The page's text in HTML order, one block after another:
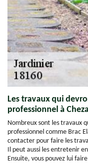
Les travaux qui
professionnel à
Nombreux sont les travaux
professionnel comme Brac
contacter pour faire les
Il peut aussi les entretenir
Ensuite, vous pouvez lui